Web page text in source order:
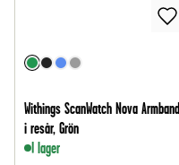
Withings ScanWatch Nova Armband
i resår, Grön
I lager